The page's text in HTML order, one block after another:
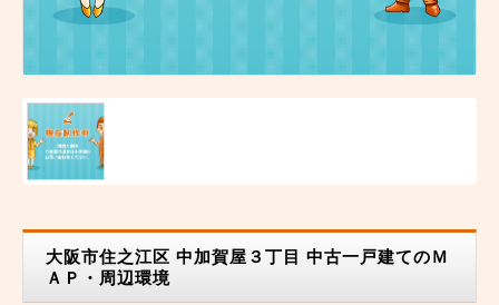
大阪市住之江区 中加賀屋３丁目 中古一戸建てのＭ
ＡＰ・周辺環境